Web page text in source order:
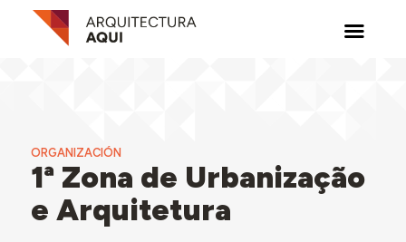
ORGANIZACIÓN
1ª Zona de Urbanização
e Arquitetura